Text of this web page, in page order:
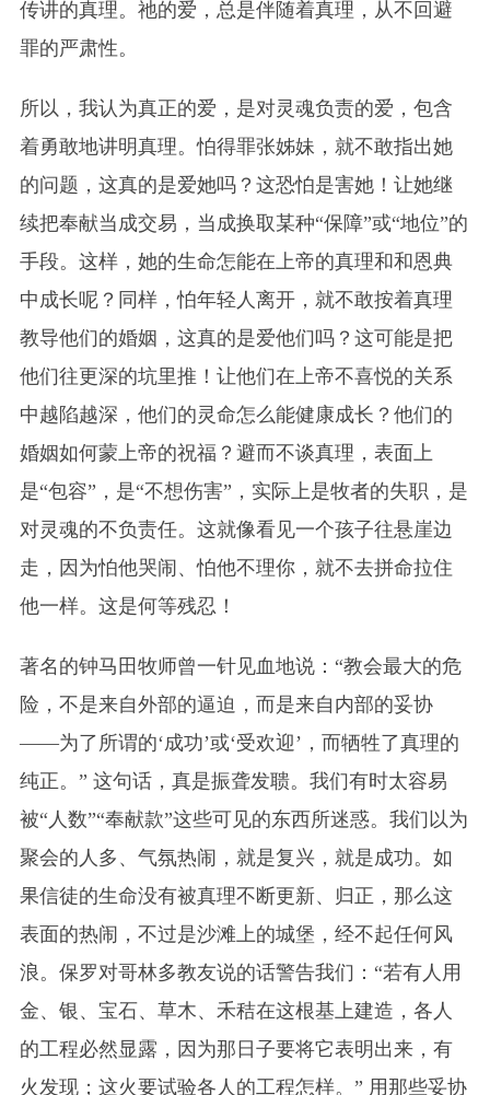
传讲的真理。祂的爱，总是伴随着真理，从不回避
罪的严肃性。
所以，我认为真正的爱，是对灵魂负责的爱，包含
着勇敢地讲明真理。怕得罪张姊妹，就不敢指出她
的问题，这真的是爱她吗？这恐怕是害她！让她继
续把奉献当成交易，当成换取某种“保障”或“地位”的
手段。这样，她的生命怎能在上帝的真理和和恩典
中成长呢？同样，怕年轻人离开，就不敢按着真理
教导他们的婚姻，这真的是爱他们吗？这可能是把
他们往更深的坑里推！让他们在上帝不喜悦的关系
中越陷越深，他们的灵命怎么能健康成长？他们的
婚姻如何蒙上帝的祝福？避而不谈真理，表面上
是“包容”，是“不想伤害”，实际上是牧者的失职，是
对灵魂的不负责任。这就像看见一个孩子往悬崖边
走，因为怕他哭闹、怕他不理你，就不去拼命拉住
他一样。这是何等残忍！
著名的钟马田牧师曾一针见血地说：“教会最大的危
险，不是来自外部的逼迫，而是来自内部的妥协
——为了所谓的‘成功’或‘受欢迎’，而牺牲了真理的
纯正。” 这句话，真是振聋发聩。我们有时太容易
被“人数”“奉献款”这些可见的东西所迷惑。我们以为
聚会的人多、气氛热闹，就是复兴，就是成功。如
果信徒的生命没有被真理不断更新、归正，那么这
表面的热闹，不过是沙滩上的城堡，经不起任何风
浪。保罗对哥林多教友说的话警告我们：“若有人用
金、银、宝石、草木、禾秸在这根基上建造，各人
的工程必然显露，因为那日子要将它表明出来，有
火发现；这火要试验各人的工程怎样。” 用那些妥协